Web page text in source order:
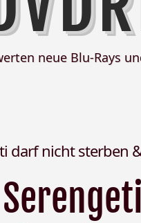
neue Blu-Rays
darf nicht sterben